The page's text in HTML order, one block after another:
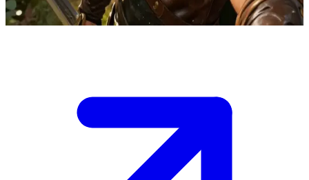
Show more